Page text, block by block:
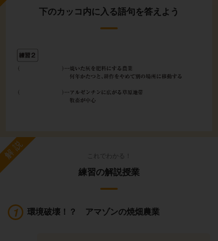
下のカッコ内に入る語句を答えよう
解説 これでわかる！
練習の解説授業
環境破壊！？ アマゾンの焼畑農業